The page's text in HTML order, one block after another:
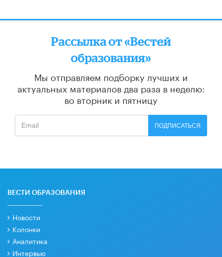
Рассылка от «Вестей
образования»
Мы отправляем подборку лучших и
актуальных материалов два раза в неделю:
во вторник и пятницу
ПОДПИСАТЬСЯ
ВЕСТИ ОБРАЗОВАНИЯ
Новости
Колонки
Аналитика
Интервью